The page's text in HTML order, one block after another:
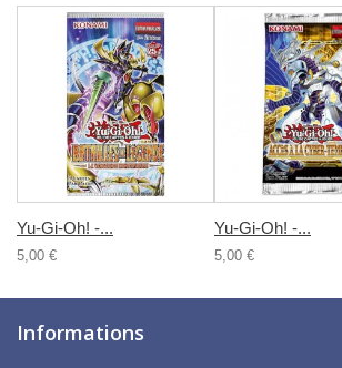
Yu-Gi-Oh! -...
5,00 €
Yu-Gi-Oh! -...
5,00 €
Informations